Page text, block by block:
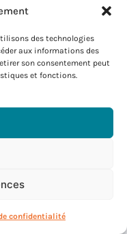
des technologies
aux informations des
son consentement peut
et fonctions.
confidentialité
ton
ton